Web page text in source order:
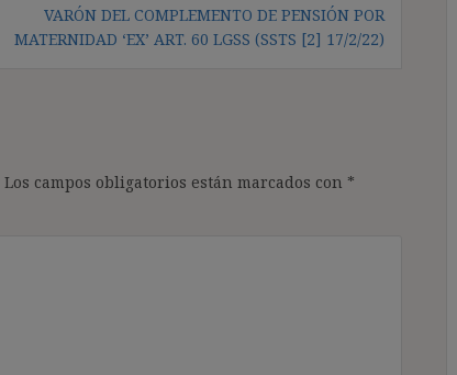
VARÓN DEL COMPLEMENTO DE PENSIÓN POR
MATERNIDAD ‘EX’ ART. 60 LGSS (SSTS [2] 17/2/22)
Los campos obligatorios están marcados con *